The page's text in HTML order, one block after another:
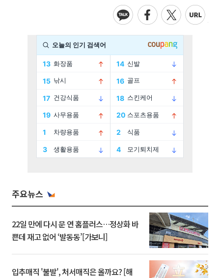
주요뉴스
22일 만에 다시 문 연 홈플러스…정상화 바
쁜데 재고 없어 ‘발동동’[가보니]
입추매직 '불발', 처서매직은 올까요? [해